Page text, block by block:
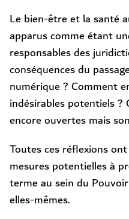
Le bien-être et la santé
apparus comme étant
responsables des
conséquences du
numérique ? Comment
indésirables potentiels
encore ouvertes mais
Toutes ces réflexions
mesures potentielles à
terme au sein du
elles-mêmes.